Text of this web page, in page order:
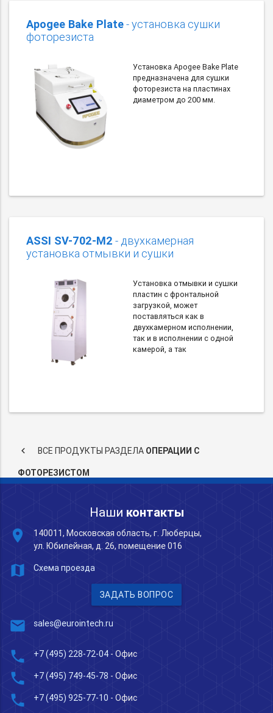
Apogee Bake Plate- установка сушки
фоторезиста
Установка Apogee Bake Plate
предназначена для сушки
фоторезиста на пластинах
диаметром до 200 мм.
ASSI SV-702-M2 - двухкамерная
установка отмывки и сушки
Установка отмывки и сушки
пластин с фронтальной
загрузкой, может
поставляться как в
двухкамерном исполнении,
так и в исполнении с одной
камерой, а так
keyboard_arrow_left ВСЕ ПРОДУКТЫ РАЗДЕЛА ОПЕРАЦИИ С
ФОТОРЕЗИСТОМ
Наши контакты
place
140011, Московская область, г. Люберцы,
ул. Юбилейная, д. 26, помещение 016
map Схема проезда
ЗАДАТЬ ВОПРОС
mail sales@eurointech.ru
phone +7 (495) 228-72-04 - Офис
phone +7 (495) 749-45-78 - Офис
phone +7 (495) 925-77-10 - Офис